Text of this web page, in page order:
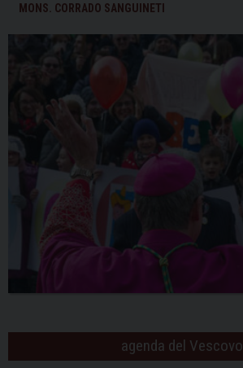
MONS. CORRADO SANGUINETI
agenda del Vescovo